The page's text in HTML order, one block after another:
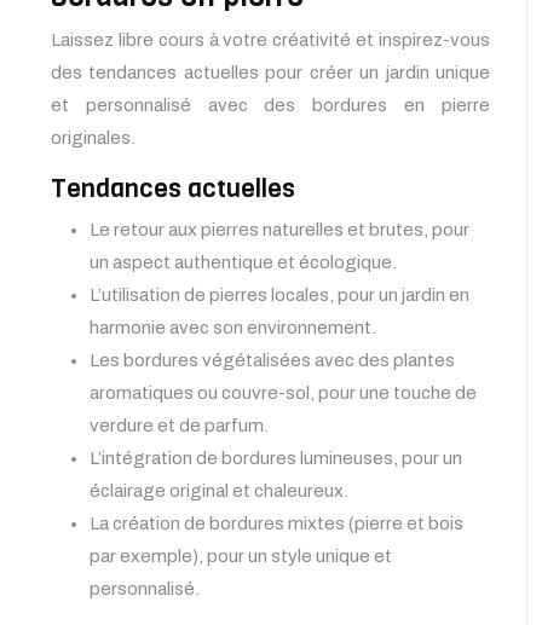
Laissez libre cours à votre créativité et inspirez-vous
des tendances actuelles pour créer un jardin unique
et personnalisé avec des bordures en pierre
originales.
Tendances actuelles
Le retour aux pierres naturelles et brutes, pour
un aspect authentique et écologique.
L’utilisation de pierres locales, pour un jardin en
harmonie avec son environnement.
Les bordures végétalisées avec des plantes
aromatiques ou couvre-sol, pour une touche de
verdure et de parfum.
L’intégration de bordures lumineuses, pour un
éclairage original et chaleureux.
La création de bordures mixtes (pierre et bois
par exemple), pour un style unique et
personnalisé.